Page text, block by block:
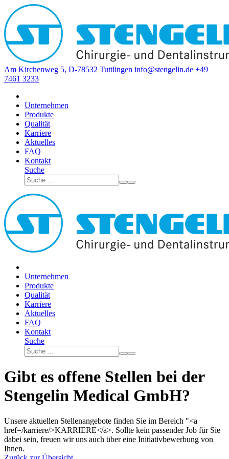
Am Kirchenweg 5, D-78532 Tuttlingen info@stengelin.de +49
7461 3233
Unternehmen
Produkte
Qualität
Karriere
Aktuelles
FAQ
Kontakt
Suche
Unternehmen
Produkte
Qualität
Karriere
Aktuelles
FAQ
Kontakt
Suche
Gibt es offene Stellen bei der
Stengelin Medical GmbH?
Unsere aktuellen Stellenangebote finden Sie im Bereich "<a
href=/karriere/>KARRIERE</a>. Sollte kein passender Job für Sie
dabei sein, freuen wir uns auch über eine Initiativbewerbung von
Ihnen.